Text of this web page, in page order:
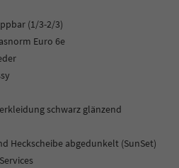
(1/3-2/3)
Euro 6e
schwarz glänzend
Heckscheibe abgedunkelt (SunSet)